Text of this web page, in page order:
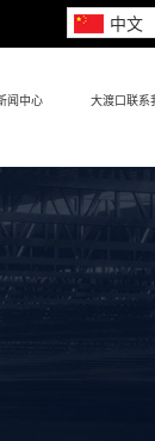
中文
闻中心 大渡口联系